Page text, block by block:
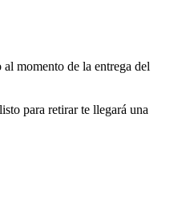
momento de la entrega del
para retirar te llegará una